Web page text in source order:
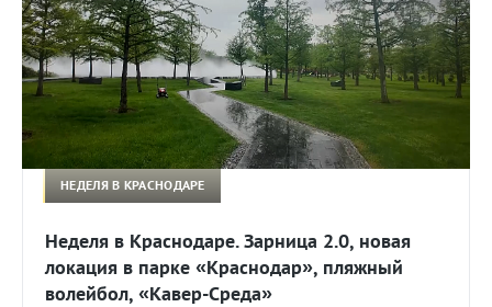
НЕДЕЛЯ В КРАСНОДАРЕ
Неделя в Краснодаре. Зарница 2.0, новая
локация в парке «Краснодар», пляжный
волейбол, «Кавер-Среда»